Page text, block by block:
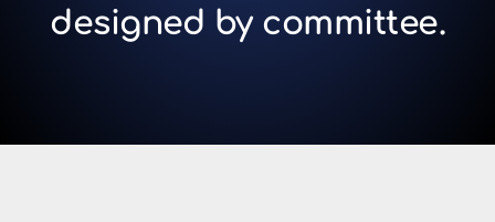
designed by committee.